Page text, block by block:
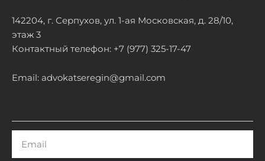
142204, г. Серпухов, ул. 1-ая Московская, д. 28/10,
этаж 3
Контактный телефон: +7 (977) 325-17-47
Email: advokatseregin@gmail.com